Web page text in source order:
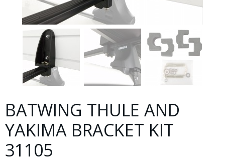
BATWING THULE AND
YAKIMA BRACKET KIT
31105